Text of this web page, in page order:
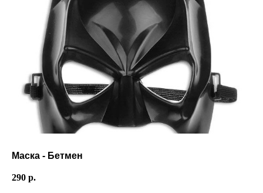
Маска - Бетмен
290 р.